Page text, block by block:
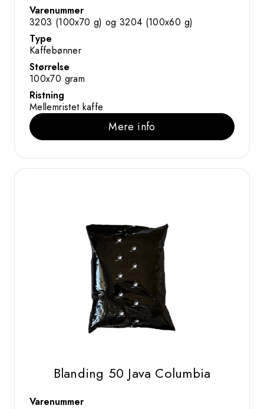
Varenummer
3203 (100x70 g) og 3204 (100x60 g)
Type
Kaffebønner
Størrelse
100x70 gram
Ristning
Mellemristet kaffe
Mere info
Blanding 50 Java Columbia
Varenummer